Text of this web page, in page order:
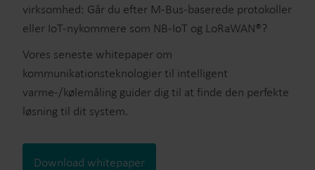
virksomhed: Går du efter M-Bus-baserede protokoller
eller IoT-nykommere som NB-IoT og LoRaWAN®?
Vores seneste whitepaper om
kommunikationsteknologier til intelligent
varme-/kølemåling guider dig til at finde den perfekte
løsning til dit system.
Download whitepaper